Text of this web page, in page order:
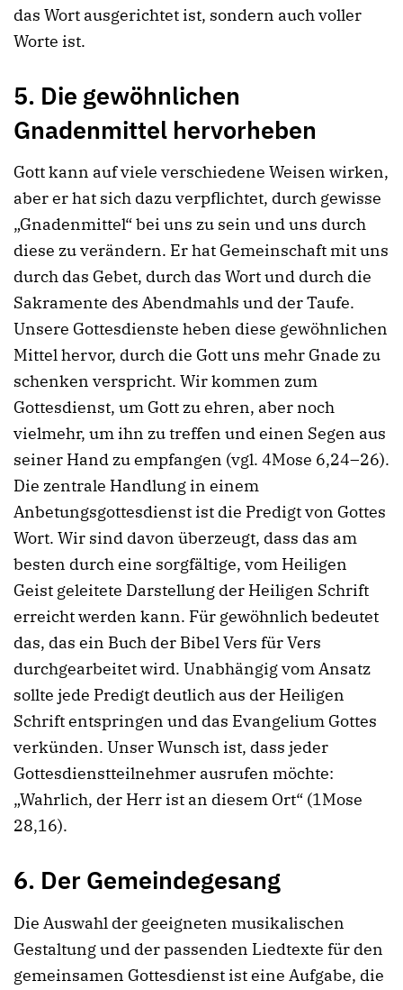
das Wort ausgerichtet ist, sondern auch voller
Worte ist.
5. Die gewöhnlichen
Gnadenmittel hervorheben
Gott kann auf viele verschiedene Weisen wirken,
aber er hat sich dazu verpflichtet, durch gewisse
„Gnadenmittel“ bei uns zu sein und uns durch
diese zu verändern. Er hat Gemeinschaft mit uns
durch das Gebet, durch das Wort und durch die
Sakramente des Abendmahls und der Taufe.
Unsere Gottesdienste heben diese gewöhnlichen
Mittel hervor, durch die Gott uns mehr Gnade zu
schenken verspricht. Wir kommen zum
Gottesdienst, um Gott zu ehren, aber noch
vielmehr, um ihn zu treffen und einen Segen aus
seiner Hand zu empfangen (vgl. 4Mose 6,24–26).
Die zentrale Handlung in einem
Anbetungsgottesdienst ist die Predigt von Gottes
Wort. Wir sind davon überzeugt, dass das am
besten durch eine sorgfältige, vom Heiligen
Geist geleitete Darstellung der Heiligen Schrift
erreicht werden kann. Für gewöhnlich bedeutet
das, das ein Buch der Bibel Vers für Vers
durchgearbeitet wird. Unabhängig vom Ansatz
sollte jede Predigt deutlich aus der Heiligen
Schrift entspringen und das Evangelium Gottes
verkünden. Unser Wunsch ist, dass jeder
Gottesdienstteilnehmer ausrufen möchte:
„Wahrlich, der Herr ist an diesem Ort“ (1Mose
28,16).
6. Der Gemeindegesang
Die Auswahl der geeigneten musikalischen
Gestaltung und der passenden Liedtexte für den
gemeinsamen Gottesdienst ist eine Aufgabe, die